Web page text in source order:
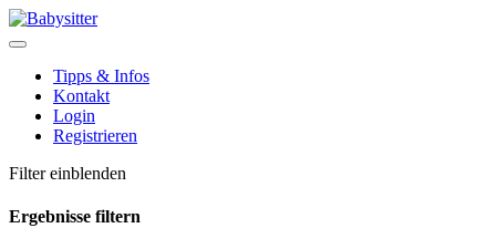
Tipps & Infos
Kontakt
Login
Registrieren
Filter einblenden
Ergebnisse filtern